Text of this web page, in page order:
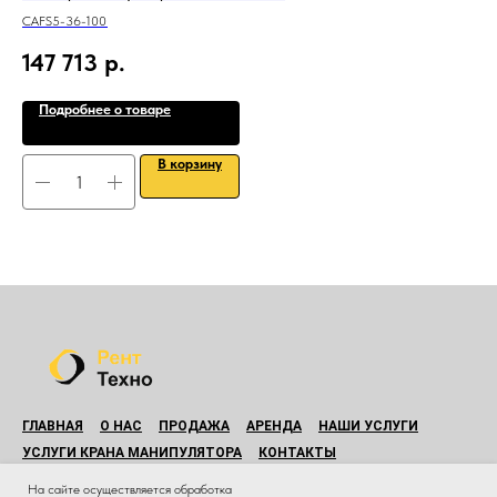
CAFS5-36-100
147 713 р.
Подробнее о товаре
В корзину
ГЛАВНАЯ О НАС ПРОДАЖА АРЕНДА
НАШИ УСЛУГИ
УСЛУГИ КРАНА МАНИПУЛЯТОРА
КОНТАКТЫ
© Все права защищены.
На сайте осуществляется обработка